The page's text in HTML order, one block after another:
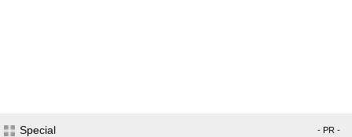
Special - PR -